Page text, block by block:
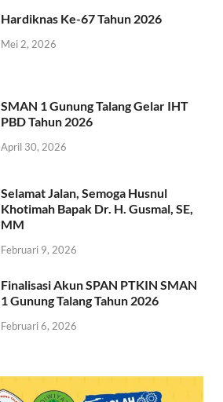
Hardiknas Ke-67 Tahun 2026
Mei 2, 2026
SMAN 1 Gunung Talang Gelar IHT
PBD Tahun 2026
April 30, 2026
Selamat Jalan, Semoga Husnul
Khotimah Bapak Dr. H. Gusmal, SE,
MM
Februari 9, 2026
Finalisasi Akun SPAN PTKIN SMAN
1 Gunung Talang Tahun 2026
Februari 6, 2026